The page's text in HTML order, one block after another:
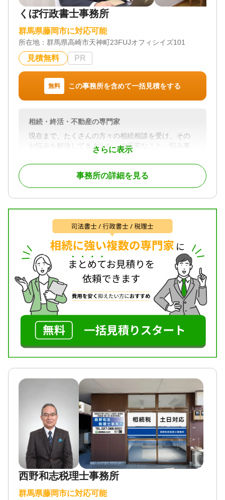
・ 不動産業務兼業の行政書士が、相続手続きを一
貫してサポート
可
など、安心してご相談いただけます
相続に関するご不明点やお困りのことがあれば、ど
うぞお気軽にご相談ください。
対応地域
遺言書 / 遺産分割 / 相続財産調査 / 成年後見 / 相続手
続き / 銀行手続き / 戸籍収集 / 相続人調査
くぼ行政書士事務所
群馬県藤岡市に対応可能
所在地： 群馬県高崎市天神町23FUJオフィシイズ101
見積無料 PR
無料 この事務所を含めて一括見積をする
さらに表示
相続・終活・不動産の専門家
現在まで、たくさんの方々の相続相談を受け、その
お悩みを解決してきました。ご不安なこと、悩み事
は、人それぞれです。しかし、生前からご自身の亡
くなった後のことに向き合い、事前に対策した方々
の想いは皆さん同じでした。それは、「残された家
族や相続人が困らないようにしたい。」ということ
も見てきました。これからもそういったお手伝いを
していきたいと思い、開業しました。
対応地域
群馬県
対応業務
遺言書 / 遺産分割 / 生前贈与 / 相続財産調査 / 家族信
託 / 相続手続き / 銀行手続き / 戸籍収集 / 相続人調査
対応体制
電話相談可 / 訪問可 / 土日相談可 / 初回相談無料 / 18
時以降相談可 / オンライン面談可 / 事務所面談可
事務所の詳細を見る
西野和志税理士事務所
群馬県藤岡市に対応可能